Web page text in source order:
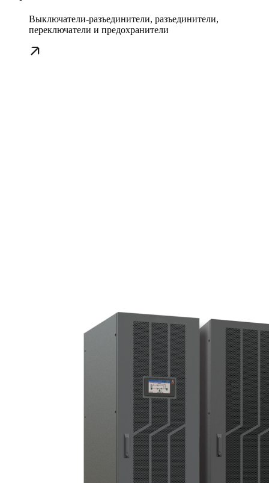
Выключатели-разъединители, разъединители,
переключатели и предохранители